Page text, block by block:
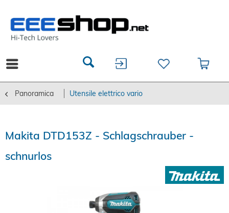
Panoramica Utensile elettrico vario
Makita DTD153Z - Schlagschrauber -
schnurlos